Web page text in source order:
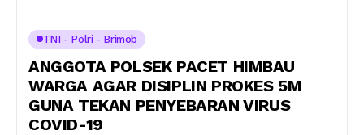
TNI - Polri - Brimob
ANGGOTA POLSEK PACET HIMBAU
WARGA AGAR DISIPLIN PROKES 5M
GUNA TEKAN PENYEBARAN VIRUS
COVID-19